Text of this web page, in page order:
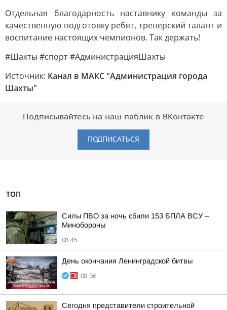
Отдельная благодарность наставнику команды за
качественную подготовку ребят, тренерский талант и
воспитание настоящих чемпионов. Так держать!
#Шахты #спорт #АдминистрацияШахты
Источник: Канал в МАКС "Администрация города
Шахты"
Подписывайтесь на наш паблик в ВКонтакте
ПОДПИСАТЬСЯ
ТОП
Силы ПВО за ночь сбили 153 БПЛА ВСУ –
Минобороны
08:45
День окончания Ленинградской битвы
08:36
Сегодня представители строительной